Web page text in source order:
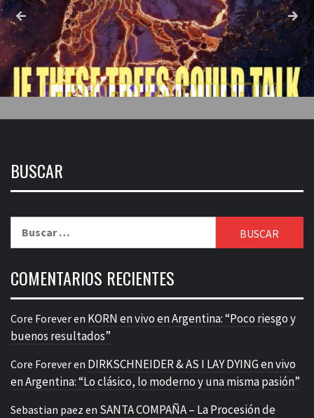
BUSCAR
COMENTARIOS RECIENTES
Core Foreveren KORN en vivo en Argentina: “Poco riesgo y
buenos resultados”
Core Foreveren DIRKSCHNEIDER & AS I LAY DYING en vivo
en Argentina: “Lo clásico, lo moderno y una misma pasión”
Sebastian paez en SANTA COMPAÑA – La Procesión de